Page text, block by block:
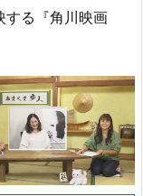
する『角川映画